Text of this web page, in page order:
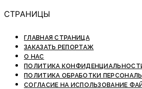
СТРАНИЦЫ
ГЛАВНАЯ СТРАНИЦА
ЗАКАЗАТЬ РЕПОРТАЖ
О НАС
ПОЛИТИКА
ПОЛИТИКА ОБРАБОТКИ
СОГЛАСИЕ НА ИСПОЛЬЗОВАНИЕ